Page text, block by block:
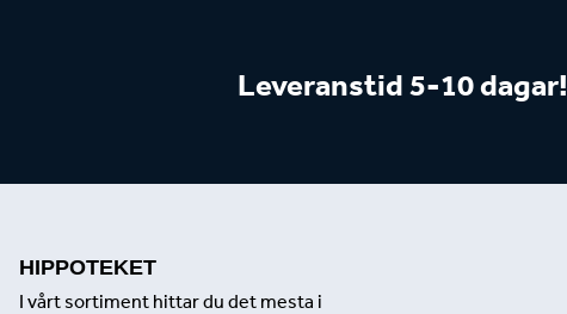
Leveranstid 5-10 dagar!
HIPPOTEKET
I vårt sortiment hittar du det mesta i